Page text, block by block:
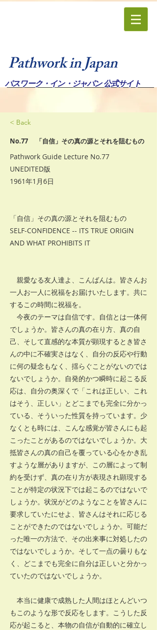
Pathwork in Japan
パスワーク・イン・ジャパン 公式サイト
< Back
No.77 「自信」その真の源とそれを阻むもの
Pathwork Guide Lecture No.77
UNEDITED版
1961年1月6日
「自信」その真の源とそれを阻むもの
SELF-CONFIDENCE -- ITS TRUE ORIGIN
AND WHAT PROHIBITS IT
親愛なる友人達よ、こんばんは。皆さんお
一人お一人に祝福をお届けいたします。共に
するこの時間に祝福を。
今夜のテーマは自信です。自信とは一体何
でしょうか。皆さんの真の在り方、真の自
己、そして直感的な本質が顕現するとき皆さ
んの中に不確実さはなく、自分の反応や行動
に何の疑念もなく、揺らぐことがないのでは
ないでしょうか。自発的かつ瞬時に起こる反
応は、自分の奥深くで「これは正しい、これ
はそう、正しい」とどこまでも完全に分かっ
ている、そういった性質を持っています。少
なくとも時には、こんな感覚が皆さんにも起
こったことがあるのではないでしょうか。大
抵皆さんの真の自己を覆っている心をかき乱
すような層がありますが、この層によって制
約を受けず、真の在り方が表現され顕現する
ことが特定の状況下では起こるのではないで
しょうか。状況がどのようなことを皆さんに
要求していたにせよ、皆さんはそれに応じる
ことができたのではないでしょうか。可能だ
った唯一の方法で、その出来事に対処したの
ではないでしょうか。そして一点の曇りもな
く、どこまでも完全に自分は正しいと分かっ
ていたのではないでしょうか。
本当に健康で成熟した人間はほとんどいつ
もこのような形で反応をします。こうした反
応が起こると、本物の自信が自動的に確立し